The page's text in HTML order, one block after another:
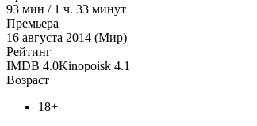
93 мин / 1 ч. 33 минут
Премьера
16 августа 2014 (Мир)
Рейтинг
IMDB 4.0Kinopoisk 4.1
Возраст
18+